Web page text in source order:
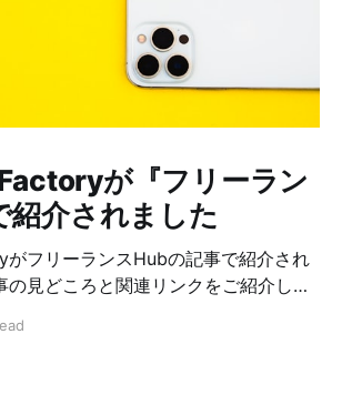
が『フリーラン
紹介されました
フリーランスHubの記事で紹介され
の見どころと関連リンクをご紹介しま